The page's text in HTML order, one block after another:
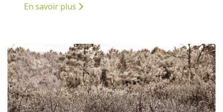
En savoir plus
19
AVRIL
2025